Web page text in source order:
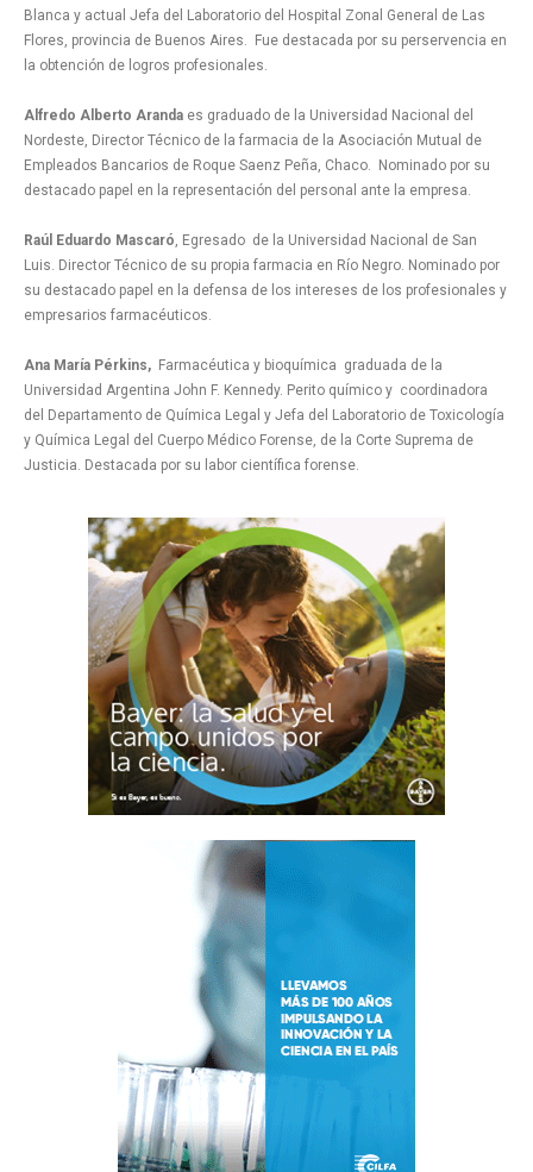
Blanca y actual Jefa del Laboratorio del Hospital Zonal General de Las
Flores, provincia de Buenos Aires. Fue destacada por su perservencia en
la obtención de logros profesionales.
Alfredo Alberto Aranda es graduado de la Universidad Nacional del
Nordeste, Director Técnico de la farmacia de la Asociación Mutual de
Empleados Bancarios de Roque Saenz Peña, Chaco. Nominado por su
destacado papel en la representación del personal ante la empresa.
Raúl Eduardo Mascaró, Egresado de la Universidad Nacional de San
Luis. Director Técnico de su propia farmacia en Río Negro. Nominado por
su destacado papel en la defensa de los intereses de los profesionales y
empresarios farmacéuticos.
Ana María Pérkins, Farmacéutica y bioquímica graduada de la
Universidad Argentina John F. Kennedy. Perito químico y coordinadora
del Departamento de Química Legal y Jefa del Laboratorio de Toxicología
y Química Legal del Cuerpo Médico Forense, de la Corte Suprema de
Justicia. Destacada por su labor científica forense.